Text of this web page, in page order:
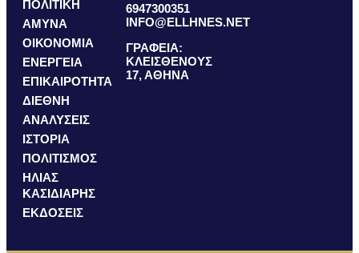
ΠΟΛΙΤΙΚΗ
ΑΜΥΝΑ
ΟΙΚΟΝΟΜΙΑ
ΕΝΕΡΓΕΙΑ
ΕΠΙΚΑΙΡΟΤΗΤΑ
ΔΙΕΘΝΗ
ΑΝΑΛΥΣΕΙΣ
ΙΣΤΟΡΙΑ
ΠΟΛΙΤΙΣΜΟΣ
ΗΛΙΑΣ
ΚΑΣΙΔΙΑΡΗΣ
ΕΚΔΟΣΕΙΣ
6947300351
INFO@ELLHNES.NET
ΓΡΑΦΕΙΑ:
ΚΛΕΙΣΘΕΝΟΥΣ
17, ΑΘΗΝΑ